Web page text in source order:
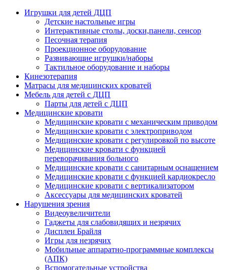
Игрушки для детей ДЦП
Детские настольные игры
Интерактивные столы, доски,панели, сенсор
Песочная терапия
Проекционное оборудование
Развивающие игрушки/наборы
Тактильное оборудование и наборы
Кинезотерапия
Матрасы для медицинских кроватей
Мебель для детей с ДЦП
Парты для детей с ДЦП
Медицинские кровати
Медицинские кровати с механическим приводом
Медицинские кровати с электроприводом
Медицинские кровати с регулировкой по высоте
Медицинские кровати с функцией
переворачивания больного
Медицинские кровати с санитарным оснащением
Медицинские кровати с функцией кардиокресло
Медицинские кровати с вертикализатором
Аксессуары для медицинских кроватей
Нарушения зрения
Видеоувеличители
Гаджеты для слабовидящих и незрячих
Дисплеи Брайля
Игры для незрячих
Мобильные аппаратно-программные комплексы
(АПК)
Вспомогательные устройства